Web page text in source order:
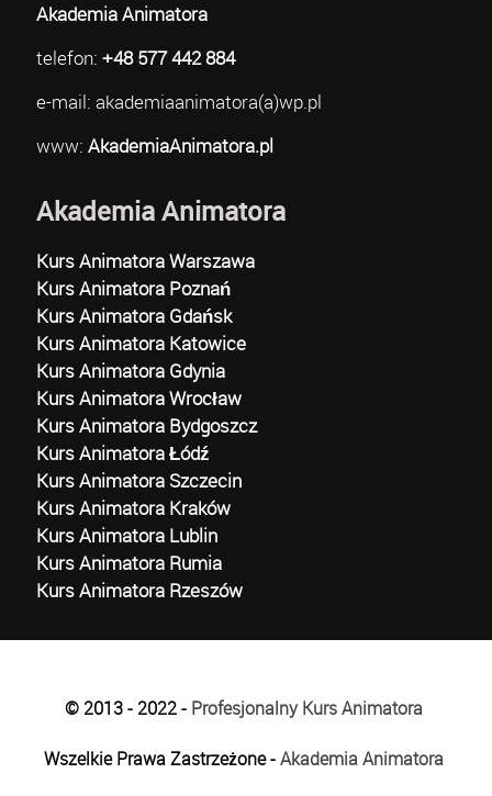
Akademia Animatora
telefon: +48 577 442 884
e-mail: akademiaanimatora(a)wp.pl
www: AkademiaAnimatora.pl
Akademia Animatora
Kurs Animatora Warszawa
Kurs Animatora Poznań
Kurs Animatora Gdańsk
Kurs Animatora Katowice
Kurs Animatora Gdynia
Kurs Animatora Wrocław
Kurs Animatora Bydgoszcz
Kurs Animatora Łódź
Kurs Animatora Szczecin
Kurs Animatora Kraków
Kurs Animatora Lublin
Kurs Animatora Rumia
Kurs Animatora Rzeszów
© 2013 - 2022 - Profesjonalny Kurs Animatora
Wszelkie Prawa Zastrzeżone -Akademia Animatora